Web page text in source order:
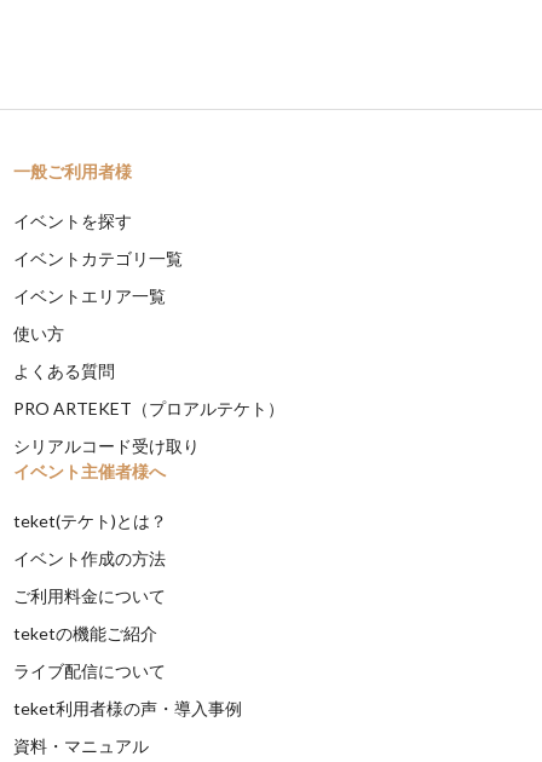
一般ご利用者様
イベントを探す
イベントカテゴリ一覧
イベントエリア一覧
使い方
よくある質問
PRO ARTEKET（プロアルテケト）
シリアルコード受け取り
イベント主催者様へ
teket(テケト)とは？
イベント作成の方法
ご利用料金について
teketの機能ご紹介
ライブ配信について
teket利用者様の声・導入事例
資料・マニュアル